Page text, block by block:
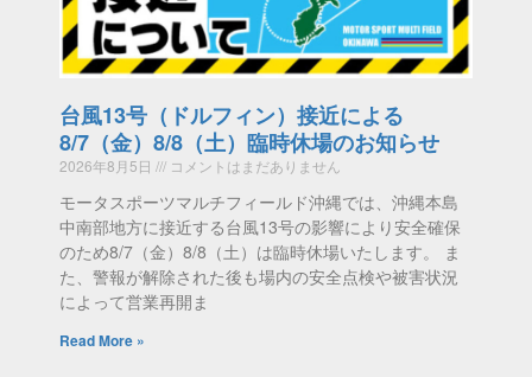
台風13号（ドルフィン）接近による
8/7（金）8/8（土）臨時休場のお知らせ
2026年8月5日 コメントはまだありません
モータスポーツマルチフィールド沖縄では、沖縄本島
中南部地方に接近する台風13号の影響により安全確保
のため8/7（金）8/8（土）は臨時休場いたします。 ま
た、警報が解除された後も場内の安全点検や被害状況
によって営業再開ま
Read More »